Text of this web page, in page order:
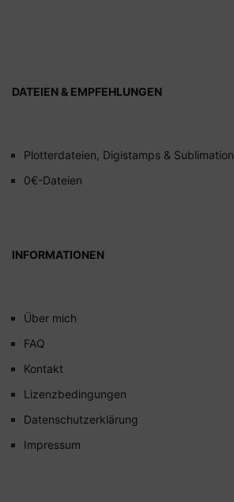
DATEIEN & EMPFEHLUNGEN
Plotterdateien, Digistamps & Sublimation
0€-Dateien
INFORMATIONEN
Über mich
FAQ
Kontakt
Lizenzbedingungen
Datenschutzerklärung
Impressum